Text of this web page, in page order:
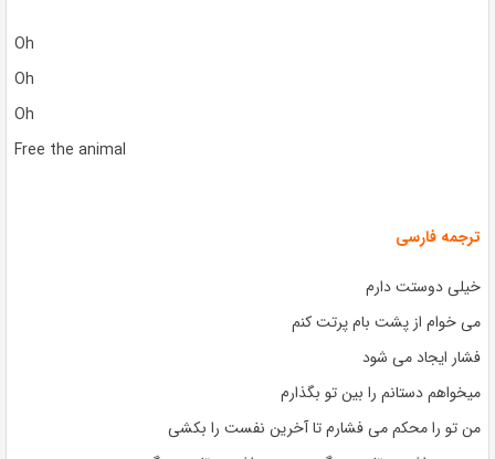
Oh
Oh
Oh
Free the animal
ترجمه فارسی
خیلی دوستت دارم
می خوام از پشت بام پرتت کنم
فشار ایجاد می شود
میخواهم دستانم را بین تو بگذارم
من تو را محکم می فشارم تا آخرین نفست را بکشی